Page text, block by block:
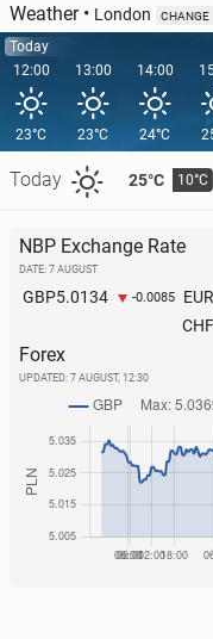
Weather• London CHANGE
Today
12:00
23°C
Today 25°C 10°C
13:00
23°C
14:00
24°C
NBP Exchange Rate
DATE: 7 AUGUST
GBP5.0134 -0.0085 EUR
CHF
Forex
UPDATED: 7 AUGUST, 12:30